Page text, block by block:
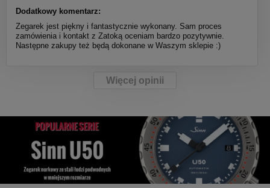
Dodatkowy komentarz:
Zegarek jest piękny i fantastycznie wykonany. Sam proces
zamówienia i kontakt z Zatoką oceniam bardzo pozytywnie.
Następne zakupy też będą dokonane w Waszym sklepie :)
Więcej opinii